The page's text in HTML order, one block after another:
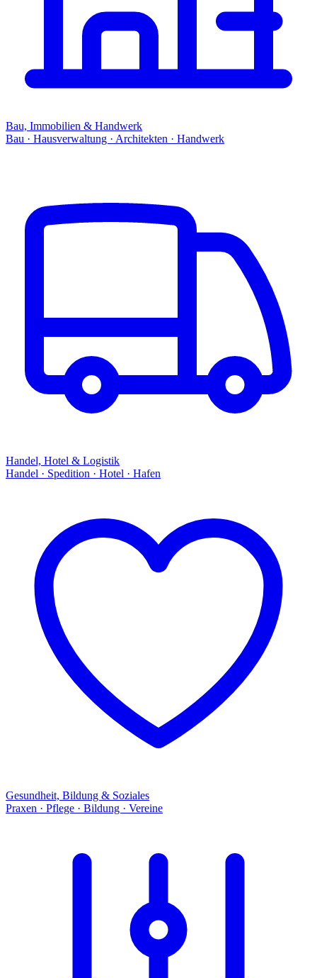
Bau, Immobilien & Handwerk
Bau · Hausverwaltung · Architekten · Handwerk
Handel, Hotel & Logistik
Handel · Spedition · Hotel · Hafen
Gesundheit, Bildung & Soziales
Praxen · Pflege · Bildung · Vereine